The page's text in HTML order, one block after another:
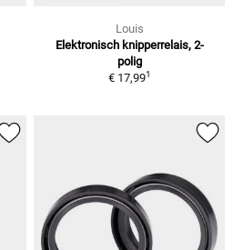
Louis
Elektronisch knipperrelais, 2-
polig
€ 17,991